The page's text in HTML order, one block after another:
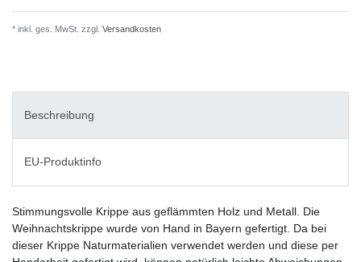
* inkl. ges. MwSt. zzgl. Versandkosten
Beschreibung
EU-Produktinfo
Stimmungsvolle Krippe aus geflämmten Holz und Metall. Die
Weihnachtskrippe wurde von Hand in Bayern gefertigt. Da bei
dieser Krippe Naturmaterialien verwendet werden und diese per